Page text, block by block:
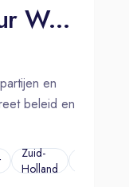
(Senior) Adviseur Wonen
en
beleid en
Zuid-
Holland